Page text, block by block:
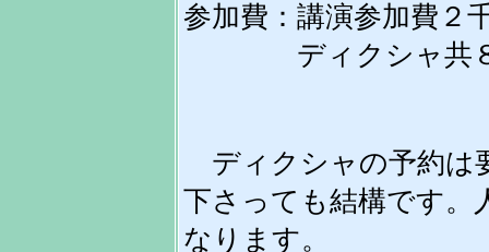
参加費：講演参加費２
ディクシャ共８
ディクシャの予約は
下さっても結構です。
なります。